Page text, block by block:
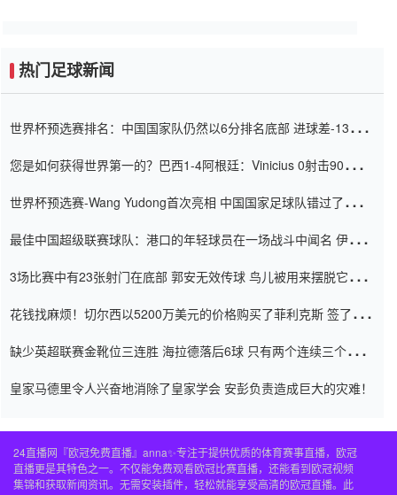
热门足球新闻
世界杯预选赛排名：中国国家队仍然以6分排名底部 进球差-13令人
您是如何获得世界第一的？巴西1-4阿根廷：Vinicius 0射击90分钟
世界杯预选赛-Wang Yudong首次亮相 中国国家足球队错过了世界
最佳中国超级联赛球队：港口的年轻球员在一场战斗中闻名 伊万放
3场比赛中有23张射门在底部 郭安无效传球 鸟儿被用来摆脱它
花钱找麻烦！切尔西以5200万美元的价格购买了菲利克斯 签了7年
缺少英超联赛金靴位三连胜 海拉德落后6球 只有两个连续三个连续
皇家马德里令人兴奋地消除了皇家学会 安彭负责造成巨大的灾难！
24直播网『欧冠免费直播』anna✨专注于提供优质的体育赛事直播，欧冠
直播更是其特色之一。不仅能免费观看欧冠比赛直播，还能看到欧冠视频
集锦和获取新闻资讯。无需安装插件，轻松就能享受高清的欧冠直播。此